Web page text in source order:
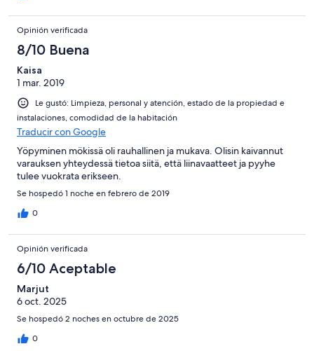
Opinión verificada
8/10 Buena
Kaisa
1 mar. 2019
Le gustó: Limpieza, personal y atención, estado de la propiedad e
instalaciones, comodidad de la habitación
Traducir con Google
Yöpyminen mökissä oli rauhallinen ja mukava. Olisin kaivannut
varauksen yhteydessä tietoa siitä, että liinavaatteet ja pyyhe
tulee vuokrata erikseen.
Se hospedó 1 noche en febrero de 2019
0
Opinión verificada
6/10 Aceptable
Marjut
6 oct. 2025
Se hospedó 2 noches en octubre de 2025
0